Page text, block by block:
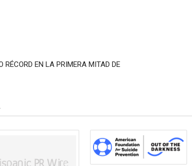
RÉCORD EN LA PRIMERA MITAD DE